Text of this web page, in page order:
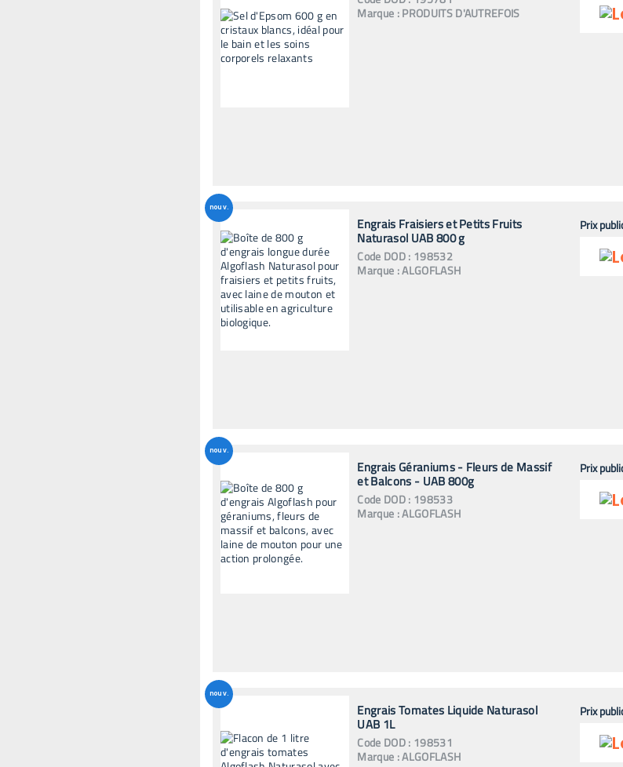
Marque :PRODUITS D'AUTREFOIS
nouv.
Engrais Fraisiers et Petits Fruits
Naturasol UAB 800 g
Code DOD: 198532
Marque :ALGOFLASH
Prix
nouv.
Engrais Géraniums - Fleurs de Massif
et Balcons - UAB 800g
Code DOD: 198533
Marque :ALGOFLASH
Prix
nouv.
Engrais Tomates Liquide Naturasol
UAB 1L
Code DOD: 198531
Marque :ALGOFLASH
Prix